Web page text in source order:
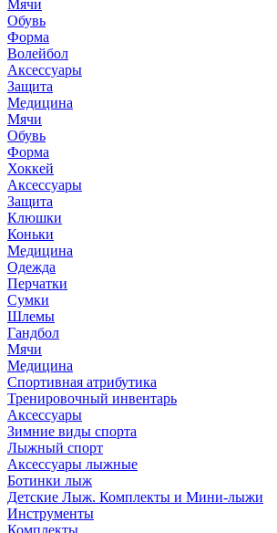
Мячи
Обувь
Форма
Волейбол
Аксессуары
Защита
Медицина
Мячи
Обувь
Форма
Хоккей
Аксессуары
Защита
Клюшки
Коньки
Медицина
Одежда
Перчатки
Сумки
Шлемы
Гандбол
Мячи
Медицина
Спортивная атрибутика
Тренировочный инвентарь
Аксессуары
Зимние виды спорта
Лыжный спорт
Аксессуары лыжные
Ботинки лыж
Детские Лыж. Комплекты и Мини-лыжи
Инструменты
Комплекты